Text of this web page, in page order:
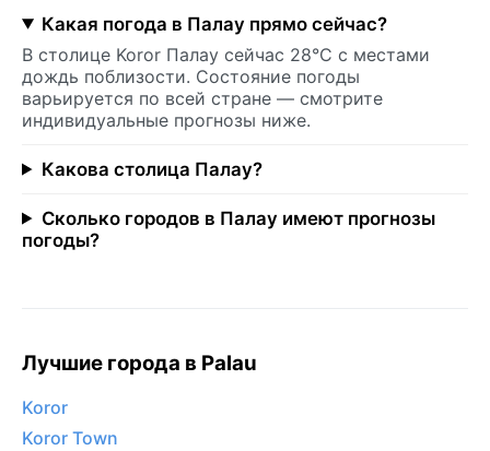
Какая погода в Палау прямо сейчас?
В столице Koror Палау сейчас 28°C с местами
дождь поблизости. Состояние погоды
варьируется по всей стране — смотрите
индивидуальные прогнозы ниже.
Какова столица Палау?
Сколько городов в Палау имеют прогнозы
погоды?
Лучшие города в Palau
Koror
Koror Town